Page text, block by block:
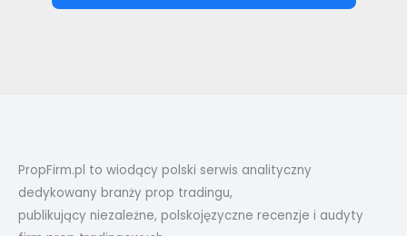
PropFirm.pl to wiodący polski serwis analityczny
dedykowany branży prop tradingu,
publikujący niezależne, polskojęzyczne recenzje i audyty